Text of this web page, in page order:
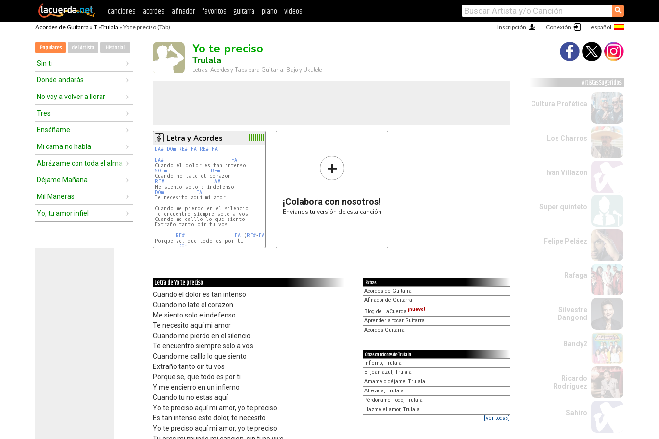
canciones acordes afinador favoritos guitarra piano videos ⚲
Acordes de Guitarra » T »Trulala » Yo te preciso (Tab) Conexión
Inscripción
Populares del Artista Historial
Sin ti
Donde andarás
No voy a volver a llorar
Tres
Enséñame
Mi cama no habla
Abrázame con toda el alma
Déjame Mañana
Mil Maneras
Yo, tu amor infiel
Yo te preciso
Trulala
Letras, Acordes y Tabs para Guitarra, Bajo y Ukulele
Letra y Acordes
LA#-DOm-RE#-FA-RE#-FA
LA#
FA
SOLm
REm
RE#
LA#
DOm
FA
Te necesito aquí mi amor
Cuando me pierdo en el silencio
Te encuentro siempre solo a vos
Cuando me calllo lo que siento
Extraño tanto oir tu vos
RE#
FA ( RE#-FA
Porque se, que todo es por ti
DOm
+
¡Colabora con nosotros!
Envíanos tu versión de esta canción
Letra de Yo te preciso
Cuando el dolor es tan intenso
Cuando no late el corazon
Me siento solo e indefenso
Te necesito aquí mi amor
Cuando me pierdo en el silencio
Te encuentro siempre solo a vos
Cuando me calllo lo que siento
Extraño tanto oir tu vos
Porque se, que todo es por ti
Y me encierro en un infierno
Cuando tu no estas aquí
Yo te preciso aquí mi amor, yo te preciso
Es tan intenso este dolor, te necesito
Yo te preciso aquí mi amor, yo te preciso
Extras
Acordes de Guitarra
Afinador de Guitarra
Blog de LaCuerda ¡nuevo!
Aprender a tocar Guitarra
Acordes Guitarra
Otras canciones de Trulala
Infierno, Trulala
El jean azul, Trulala
Amame o déjame, Trulala
Atrevida, Trulala
Pérdoname Todo, Trulala
Hazme el amor, Trulala
[ver todas]
Artistas Sugeridos
Cultura Profética
Los Charros
Ivan Villazon
Super quinteto
Felipe Peláez
Rafaga
Silvestre
Dangond
Bandy2
Ricardo
Rodríguez
Sahiro